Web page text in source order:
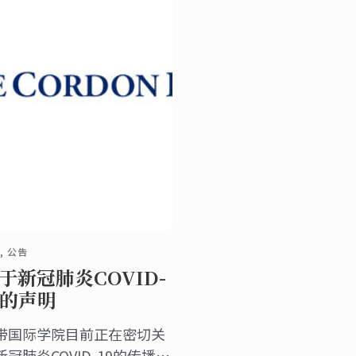
公告
新冠肺炎COVID-
声明
国际学院目前正在密切关